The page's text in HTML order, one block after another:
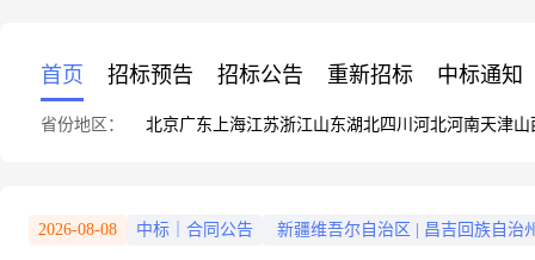
首页 招标预告 招标公告 重新招标 中标通知
省份地区： 北京广东 上海江苏浙江山东湖北四川 河北河南天津山
2026-08-08 中标｜合同公告 新疆维吾尔自治区 昌吉回族自治